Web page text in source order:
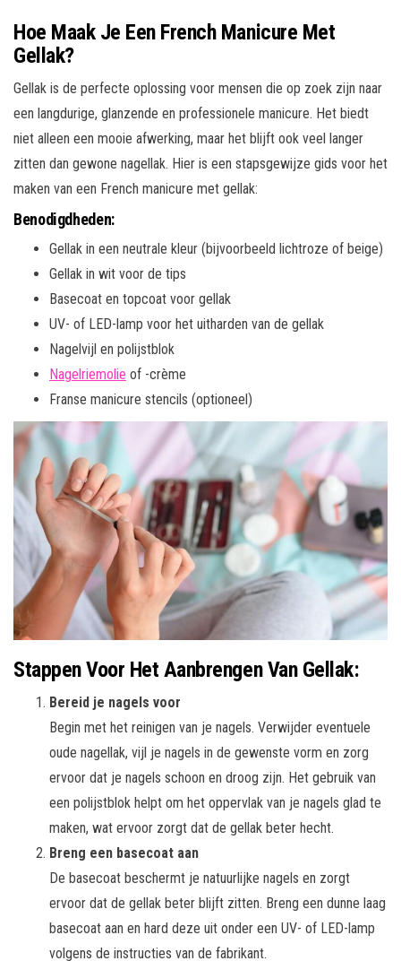
Hoe Maak Je Een French Manicure Met
Gellak?
Gellak is de perfecte oplossing voor mensen die op zoek zijn naar
een langdurige, glanzende en professionele manicure. Het biedt
niet alleen een mooie afwerking, maar het blijft ook veel langer
zitten dan gewone nagellak. Hier is een stapsgewijze gids voor het
maken van een French manicure met gellak:
Benodigdheden:
Gellak in een neutrale kleur (bijvoorbeeld lichtroze of beige)
Gellak in wit voor de tips
Basecoat en topcoat voor gellak
UV- of LED-lamp voor het uitharden van de gellak
Nagelvijl en polijstblok
Nagelriemolie of -crème
Franse manicure stencils (optioneel)
Stappen Voor Het Aanbrengen Van Gellak:
Bereid je nagels voor
Begin met het reinigen van je nagels. Verwijder eventuele
oude nagellak, vijl je nagels in de gewenste vorm en zorg
ervoor dat je nagels schoon en droog zijn. Het gebruik van
een polijstblok helpt om het oppervlak van je nagels glad te
maken, wat ervoor zorgt dat de gellak beter hecht.
Breng een basecoat aan
De basecoat beschermt je natuurlijke nagels en zorgt
ervoor dat de gellak beter blijft zitten. Breng een dunne laag
basecoat aan en hard deze uit onder een UV- of LED-lamp
volgens de instructies van de fabrikant.